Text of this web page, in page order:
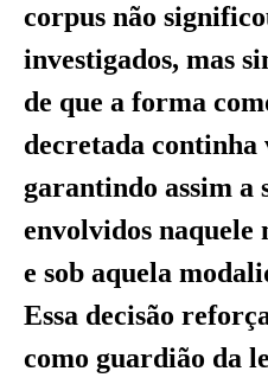
corpus não
investigados, mas
de que a forma
decretada continha
garantindo assim a
envolvidos naquele
e sob aquela
Essa decisão
como guardião da